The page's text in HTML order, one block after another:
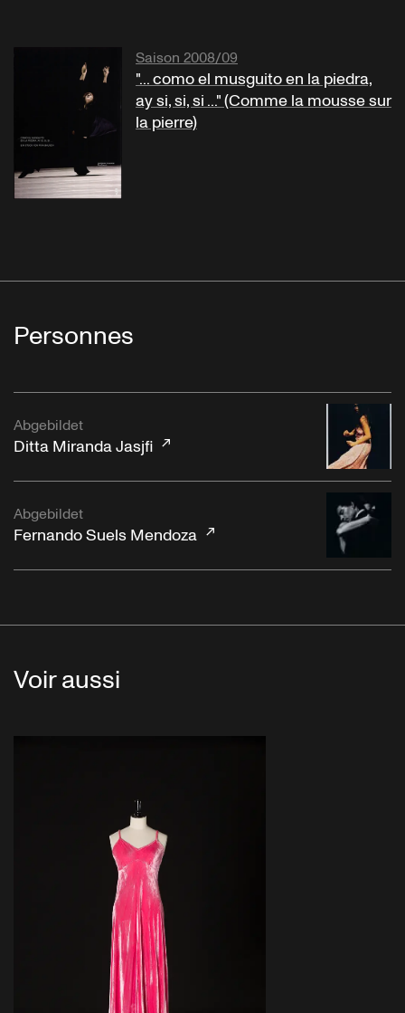
Saison 2008/09
"... como el musguito en la piedra,
ay si, si, si ..." (Comme la mousse sur
la pierre)
Personnes
Abgebildet
Ditta Miranda Jasjfi
Abgebildet
Fernando Suels Mendoza
Voir aussi